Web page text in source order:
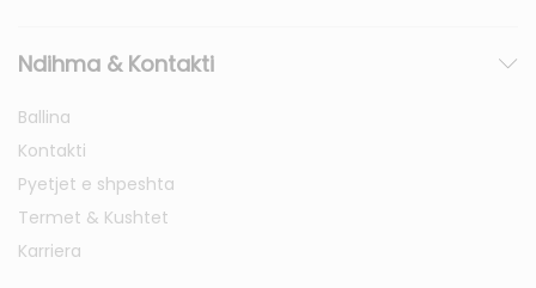
Ndihma & Kontakti
Ballina
Kontakti
Pyetjet e shpeshta
Termet & Kushtet
Karriera